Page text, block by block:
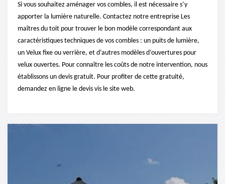
Si vous souhaitez aménager vos combles, il est nécessaire s’y
apporter la lumière naturelle. Contactez notre entreprise Les
maîtres du toit pour trouver le bon modèle correspondant aux
caractéristiques techniques de vos combles : un puits de lumière,
un Velux fixe ou verrière, et d’autres modèles d’ouvertures pour
velux ouvertes. Pour connaître les coûts de notre intervention, nous
établissons un devis gratuit. Pour profiter de cette gratuité,
demandez en ligne le devis vis le site web.